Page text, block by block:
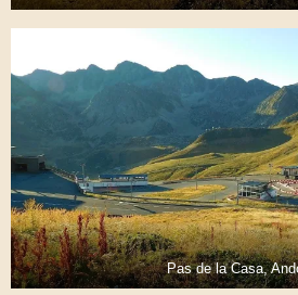
Pas de la Casa,